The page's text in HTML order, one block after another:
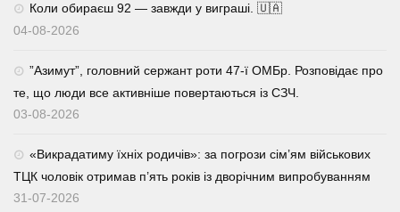
Коли обираєш 92 — завжди у виграші. 🇺🇦
04-08-2026
⁨”Азимут”, головний сержант роти 47-ї ОМБр. Розповідає про
те, що люди все активніше повертаються із СЗЧ.
03-08-2026
«Викрадатиму їхніх родичів»: за погрози сім’ям військових
ТЦК чоловік отримав п’ять років із дворічним випробуванням
31-07-2026